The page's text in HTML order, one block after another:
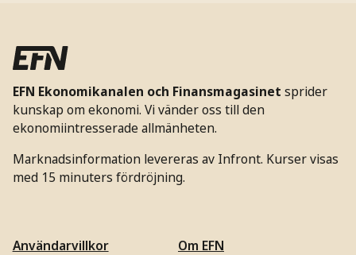
EFN Ekonomikanalen och Finansmagasinet sprider
kunskap om ekonomi. Vi vänder oss till den
ekonomiintresserade allmänheten.
Marknadsinformation levereras av Infront. Kurser visas
med 15 minuters fördröjning.
Användarvillkor
Om EFN